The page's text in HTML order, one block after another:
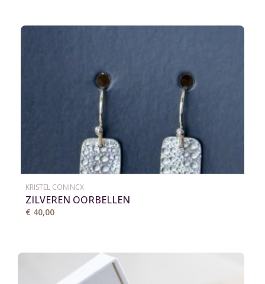
KRISTEL CONINCX
ZILVEREN OORBELLEN
€ 40,00